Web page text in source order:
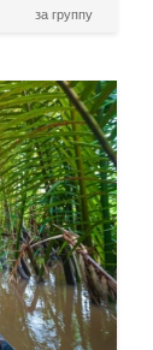
за группу